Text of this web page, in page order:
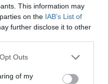
This information may
on the IAB’s List of
further disclose it to other
Outs
of my
się następująco: